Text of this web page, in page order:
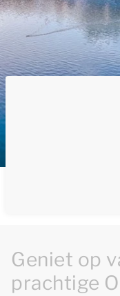
Geniet op
prachtige